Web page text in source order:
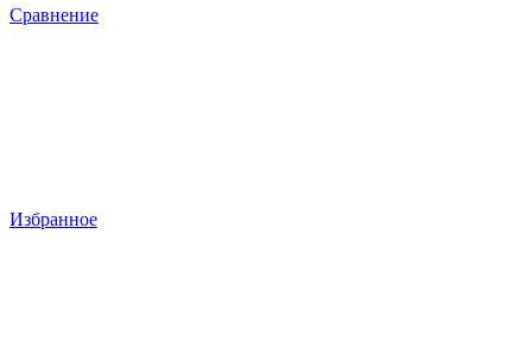
Сравнение
Избранное